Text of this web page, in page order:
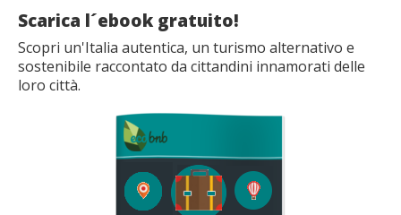
Scarica l´ebook gratuito!
Scopri un'Italia autentica, un turismo alternativo e
sostenibile raccontato da cittandini innamorati delle
loro città.